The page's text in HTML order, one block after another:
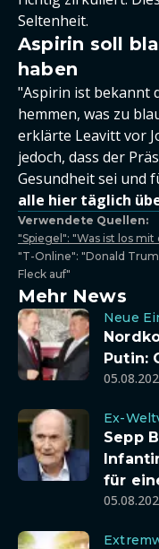
Seltenheit.
Aspirin soll
haben
"Aspirin ist bekannt
hemmen, was zu
erklärte Leavitt vor
jedoch, dass der
Gesundheit sei und
alle hier täglich
Verwendete Quellen:
"Spiegel": "Was ist los mit
"T-Online": "Donald
Fleck auf"
Mehr News
Neue
Putin:
Ex-
Sepp
für